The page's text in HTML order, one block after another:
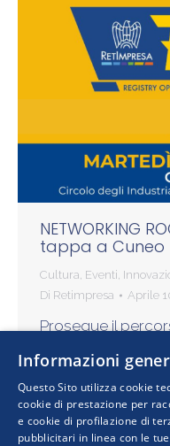
NETWORKING
tappa a Cuneo
Cultura, Eventi,
Di Retimpresa Aprile
Prosegue il
Open Contest for
per favorire
l’incontro tra
Martedì 15 aprile
Informazioni
Questo Sito utilizza cookie
cookie di prestazione per
e cookie di profilazione di
pubblicitari in linea con le